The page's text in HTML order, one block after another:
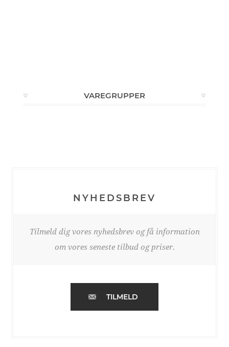
VAREGRUPPER
NYHEDSBREV
Tilmeld dig vores nyhedsbrev og få information
om vores seneste tilbud og priser.
TILMELD